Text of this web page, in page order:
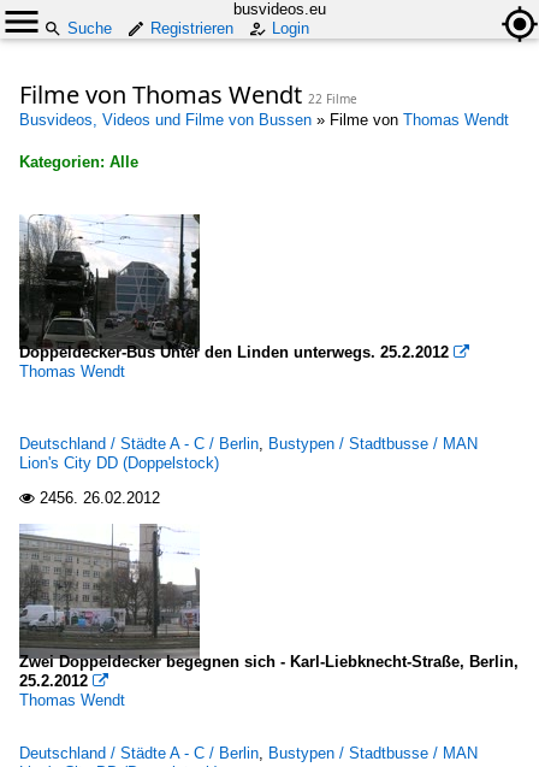
busvideos.eu
Suche
Registrieren Login
Filme von Thomas Wendt 22 Filme
Busvideos, Videos und Filme von Bussen » Filme von Thomas Wendt
Kategorien: Alle
Alle Kategorien
Bustypen
Stadtbusse
MAN Doppelstockbus (außer Lion's City)
MAN Niederflurbus 3. Generation (Lion's City)
Mercedes-Benz O 530 I (Citaro)
Volvo B9TL
Deutschland
Betriebe (Städte A, B, C)
Berliner Verkehrsbetriebe (BVG)
Städte A - C
Doppeldecker-Bus Unter den Linden unterwegs. 25.2.2012 
Thomas Wendt
Deutschland / Städte A - C / Berlin, Bustypen / Stadtbusse / MAN
Lion's City DD (Doppelstock)
 2456. 26.02.2012
Zwei Doppeldecker begegnen sich - Karl-Liebknecht-Straße, Berlin,
25.2.2012 
Thomas Wendt
Deutschland / Städte A - C / Berlin, Bustypen / Stadtbusse / MAN